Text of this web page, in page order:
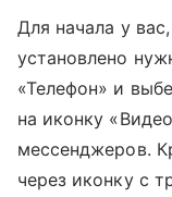
Для начала у
установлено
«Телефон» и
на иконку
мессенджеров.
через иконку с